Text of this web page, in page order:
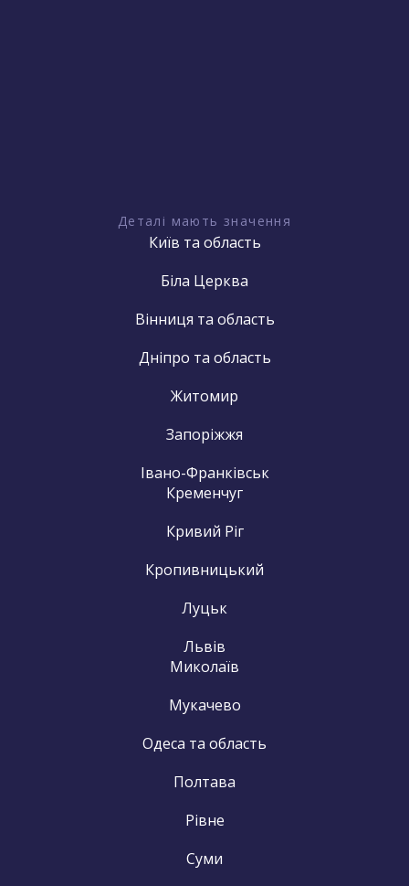
Деталі мають значення
Київ та область
Біла Церква
Вінниця та область
Дніпро та область
Житомир
Запоріжжя
Івано-Франківськ
Кременчуг
Кривий Ріг
Кропивницький
Луцьк
Львів
Миколаїв
Мукачево
Одеса та область
Полтава
Рівне
Суми